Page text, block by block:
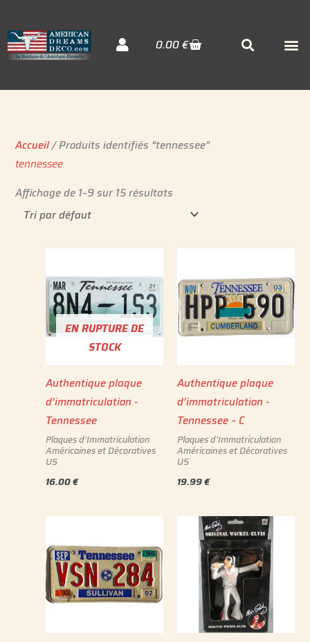
au
contenu
0.00€Cart
Accueil/ Produits identifiés “tennessee”
tennessee
Affichage de 1–9 sur 15 résultats
EN RUPTURE DE
STOCK
Authentique plaque
d’immatriculation -
Tennessee
Plaques d'Immatriculation
Américaines et Décoratives
US
16.00€
Authentique plaque
d’immatriculation -
Tennessee – C
Plaques d'Immatriculation
Américaines et Décoratives
US
19.99€